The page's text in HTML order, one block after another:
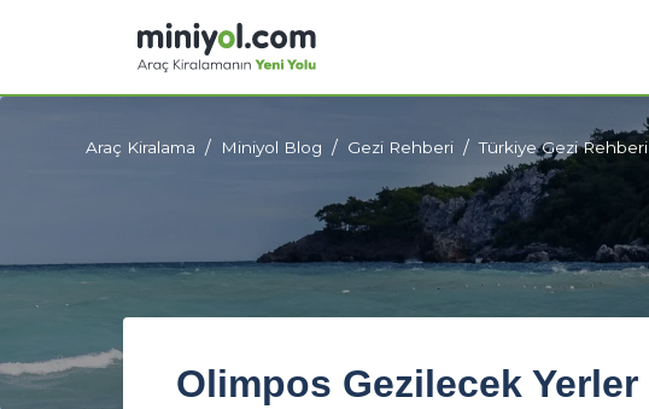
Araç Kiralama Miniyol Blog Gezi Rehberi Türkiye Gezi Rehberi
Olimpos Gezilecek Yerler